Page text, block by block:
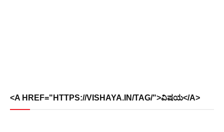
<A HREF="HTTPS://VISHAYA.IN/TAG/">ವಿಷಯ</A>